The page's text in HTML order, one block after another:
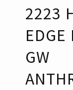
2223
EDGE
GW